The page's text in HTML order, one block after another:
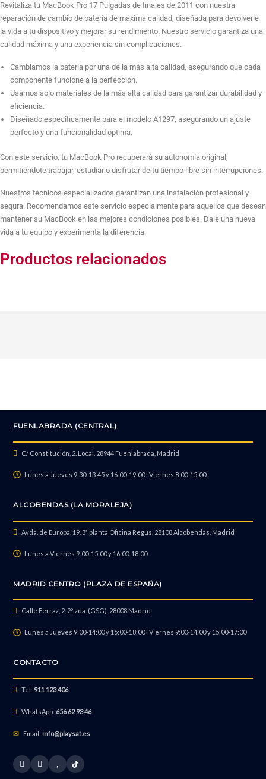
2011
A1297
cantidad
Revitaliza tu MacBook Pro 17 Pulgadas de finales de 2011 con nuestra
reparación de cambio de batería de máxima calidad, diseñada para devolverle
la vida a tu dispositivo y mejorar su rendimiento. Nuestro servicio garantiza una
calidad máxima y una experiencia sin complicaciones.
Cambiamos la batería por una de la más alta calidad, asegurando que cada
componente funcione a la perfección.
Usamos solo materiales de la más alta calidad para garantizar durabilidad y
eficiencia.
Diseñado específicamente para el modelo A1297, asegurando un ajuste
perfecto y una funcionalidad óptima.
Con este servicio, tu MacBook Pro recuperará su autonomía original,
permitiéndote trabajar, estudiar o disfrutar de tu tiempo libre sin interrupciones.
Nuestros técnicos especializados garantizan una instalación profesional y
segura. Recomendamos este servicio especialmente para aquellos que desean
mantener su MacBook en las mejores condiciones posibles. Dale una nueva
vida a tu equipo y experimenta la diferencia.
Productos relacionados
FUENLABRADA (CENTRAL)
C/ Constitución, 2. Local. 28944 Fuenlabrada, Madrid
Lunes a Jueves 9:30-13:45 y 16:00-19:00 · Viernes 8:00-15:00
ALCOBENDAS (LA MORALEJA)
Avda. de Europa, 19, 3ª planta Oficina Regus. 28108 Alcobendas, Madrid
Lunes a Viernes 9:00-15:00 y 16:00-18:00
MADRID CENTRO (PLAZA DE ESPAÑA)
Calle Ferraz, 2. 2ºIzda. (GSG). 28008 Madrid
Lunes a Jueves 9:00-14:00 y 15:00-18:00 · Viernes 9:00-14:00 y 15:00-17:00
CONTACTO
Tel: 911 123 406
WhatsApp: 656 62 93 46
Email:info@playsat.es